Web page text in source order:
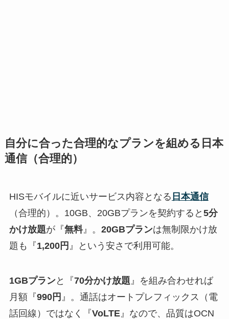
自分に合った合理的なプランを組める日本
通信（合理的）
HISモバイルに近いサービス内容となる 日本通信
（合理的）。10GB、20GBプランを契約すると 5分
かけ放題が『無料』。 20GBプランは無制限かけ放
題も『1,200円 』という安さで利用可能。
1GBプランと『70分かけ放題 』を組み合わせれば
月額『990円 』。通話はオートプレフィックス（電
話回線）ではなく『VoLTE』なので、品質はOCN